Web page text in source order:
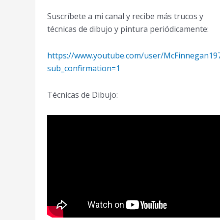
Suscríbete a mi canal y recibe más trucos y
técnicas de dibujo y pintura periódicamente:
https://www.youtube.com/user/
sub_confirmation=1
Técnicas de Dibujo: